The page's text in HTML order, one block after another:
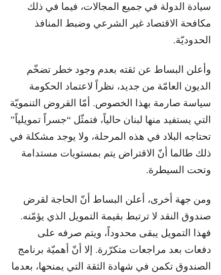
سيادة الدولة في جميع المجالات، فيما في ذلك
مكافحة الاقتصاد غير الشرعي وضبط المنافذ
الحدوديّة.
وأعلن البساط عن ثقته بعدم وجود خطر تضخّم
الديون العامّة من جديد، نظراً لاعتماد الحكومة
سياسة صارمة بهذا الخصوص. أمّا القروض التنمويّة
التي يستفيد منها لبنان حالياً، فتمثّل “جسراً تمويلياً”
تحتاجه البلاد في هذه المرحلة، ولا يوجد مشكلة في
ذلك طالما أنّ الاقتراض يتم بمستويات مستدامة
وتحت السيطرة.
ومن جهة أخرى، أعلن البساط أنّ الحاجة لقرض
صندوق النقد لا ترتبط بقيمة التمويل الذي يؤمّنه.
فهذا التمويل يبقى محدوداً، ويتم صرفه على
دفعات بعد مراجعات متكرّرة. إلا أنّ أهميّة برنامج
الصندوق تكمن في شهادة الثقة التي يمنحها، بعدما